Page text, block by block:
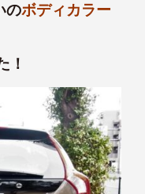
のボディカラー
！